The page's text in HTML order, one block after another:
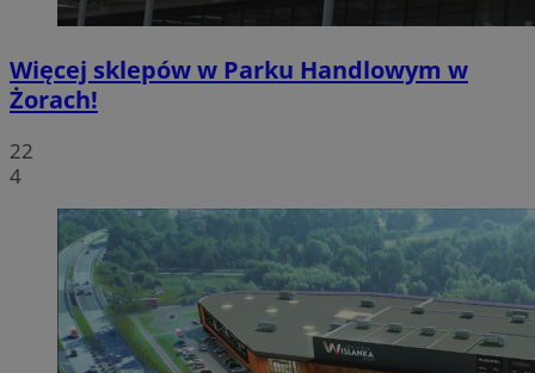
Więcej sklepów w Parku Handlowym w
Żorach!
22
4